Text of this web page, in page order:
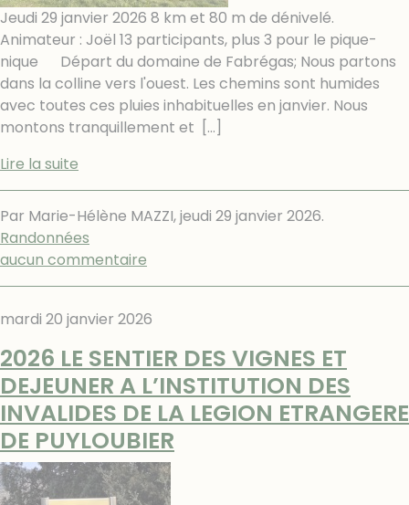
Jeudi 29 janvier 2026 8 km et 80 m de dénivelé.
Animateur : Joël 13 participants, plus 3 pour le pique-
nique Départ du domaine de Fabrégas; Nous partons
dans la colline vers l'ouest. Les chemins sont humides
avec toutes ces pluies inhabituelles en janvier. Nous
montons tranquillement et
[…]
Lire la suite
Par Marie-Hélène MAZZI,jeudi 29 janvier 2026.
Randonnées
aucun commentaire
mardi 20 janvier 2026
2026 LE SENTIER DES VIGNES ET
DEJEUNER A L’INSTITUTION DES
INVALIDES DE LA LEGION ETRANGERE
DE PUYLOUBIER